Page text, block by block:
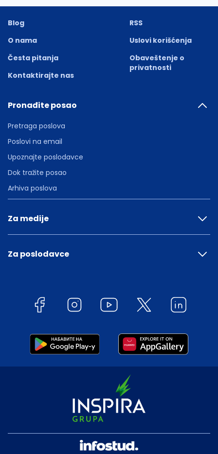
Blog
O nama
Česta pitanja
Kontaktirajte nas
RSS
Uslovi korišćenja
Obaveštenje o
privatnosti
Pronađite posao
Pretraga poslova
Poslovi na email
Upoznajte poslodavce
Dok tražite posao
Arhiva poslova
Za medije
Za poslodavce